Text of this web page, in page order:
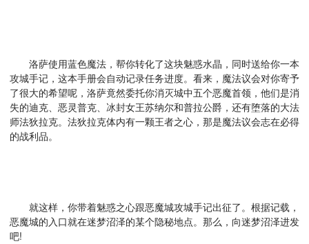
洛萨使用蓝色魔法，帮你转化了这块魅惑水晶，同时送给你一本
攻城手记，这本手册会自动记录任务进度。看来，魔法议会对你寄予
了很大的希望呢，洛萨竟然委托你消灭城中五个恶魔首领，他们是消
失的迪克、恶灵普克、冰封女王苏纳尔和普拉公爵，还有堕落的大法
师法狄拉克。法狄拉克体内有一颗王者之心，那是魔法议会志在必得
的战利品。
就这样，你带着魅惑之心跟恶魔城攻城手记出征了。根据记载，
恶魔城的入口就在迷梦沼泽的某个隐秘地点。那么，向迷梦沼泽进发
吧!